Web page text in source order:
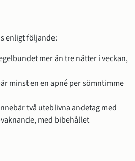
enligt följande:
mer än tre nätter i veckan,
minst en en apné per sömntimme
två uteblivna andetag med
med bibehållet